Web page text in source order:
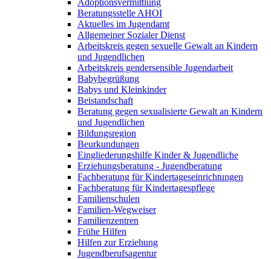
Adoptionsvermittlung
Beratungsstelle AHOI
Aktuelles im Jugendamt
Allgemeiner Sozialer Dienst
Arbeitskreis gegen sexuelle Gewalt an Kindern
und Jugendlichen
Arbeitskreis gendersensible Jugendarbeit
Babybegrüßung
Babys und Kleinkinder
Beistandschaft
Beratung gegen sexualisierte Gewalt an Kindern
und Jugendlichen
Bildungsregion
Beurkundungen
Eingliederungshilfe Kinder & Jugendliche
Erziehungsberatung - Jugendberatung
Fachberatung für Kindertageseinrichtungen
Fachberatung für Kindertagespflege
Familienschulen
Familien-Wegweiser
Familienzentren
Frühe Hilfen
Hilfen zur Erziehung
Jugendberufsagentur